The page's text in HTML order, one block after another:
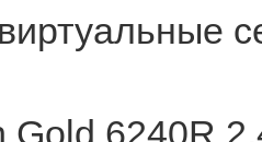
Gold 6240R